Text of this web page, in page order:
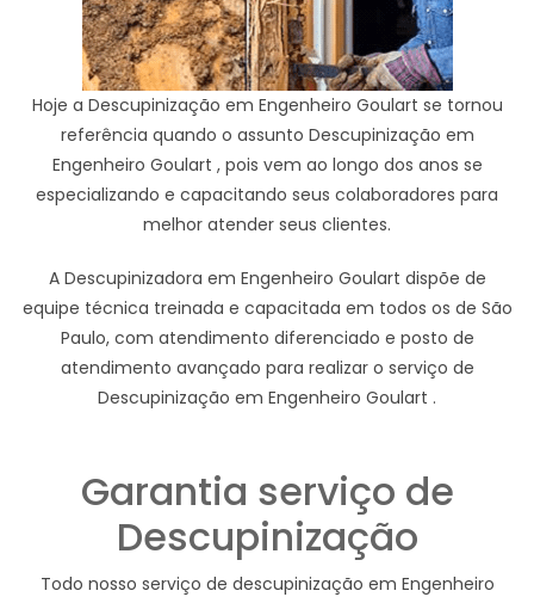
Hoje a Descupinização em Engenheiro Goulart se tornou
referência quando o assunto Descupinização em
Engenheiro Goulart , pois vem ao longo dos anos se
especializando e capacitando seus colaboradores para
melhor atender seus clientes.
A Descupinizadora em Engenheiro Goulart dispõe de
equipe técnica treinada e capacitada em todos os de São
Paulo, com atendimento diferenciado e posto de
atendimento avançado para realizar o serviço de
Descupinização em Engenheiro Goulart .
Garantia serviço de
Descupinização
Todo nosso serviço de descupinização em Engenheiro